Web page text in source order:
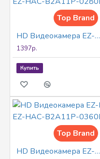
Top Brand
HD Видеокамера EZ-IP EZ-HAC-B2A11P-0280B
1397р.
Купить
Top Brand
HD Видеокамера EZ-IP EZ-HAC-B2A11P-0360B